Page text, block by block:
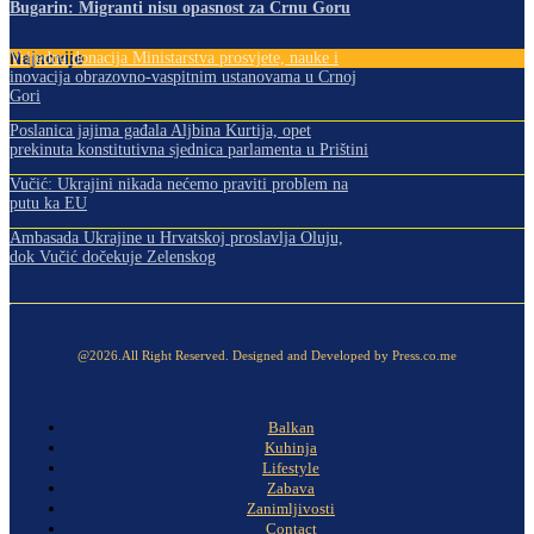
Bugarin: Migranti nisu opasnost za Crnu Goru
Najnovije
Vrijedna donacija Ministarstva prosvjete, nauke i
inovacija obrazovno-vaspitnim ustanovama u Crnoj
Gori
Poslanica jajima gađala Aljbina Kurtija, opet
prekinuta konstitutivna sjednica parlamenta u Prištini
Vučić: Ukrajini nikada nećemo praviti problem na
putu ka EU
Ambasada Ukrajine u Hrvatskoj proslavlja Oluju,
dok Vučić dočekuje Zelenskog
@2026.All Right Reserved. Designed and Developed by Press.co.me
Balkan
Kuhinja
Lifestyle
Zabava
Zanimljivosti
Contact